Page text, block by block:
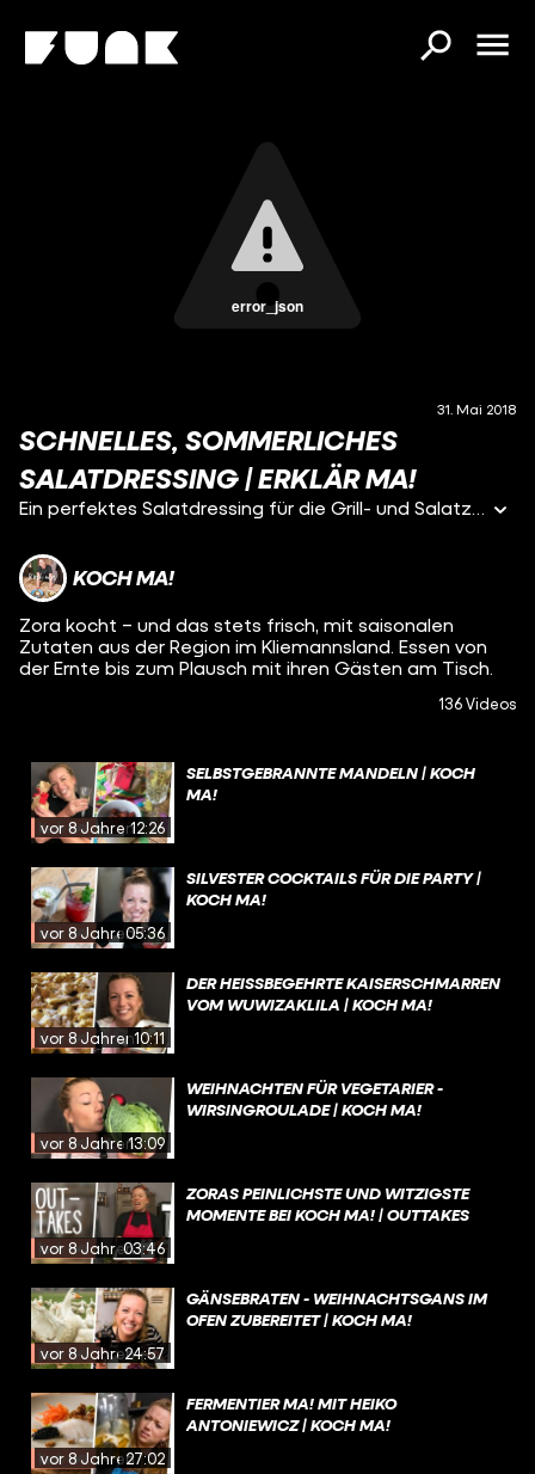
error_json
31. Mai 2018
SCHNELLES, SOMMERLICHES
SALATDRESSING | ERKLÄR MA!
Ein perfektes Salatdressing für die Grill- und Salatzeit.
KOCH MA!
Zora kocht – und das stets frisch, mit saisonalen
Zutaten aus der Region im Kliemannsland. Essen von
der Ernte bis zum Plausch mit ihren Gästen am Tisch.
136 Videos
vor 8 Jahren12:26
SELBSTGEBRANNTE MANDELN | KOCH
MA!
vor 8 Jahren05:36
SILVESTER COCKTAILS FÜR DIE PARTY |
KOCH MA!
vor 8 Jahren10:11
DER HEISSBEGEHRTE KAISERSCHMARREN
VOM WUWIZAKLILA | KOCH MA!
vor 8 Jahren13:09
WEIHNACHTEN FÜR VEGETARIER -
WIRSINGROULADE | KOCH MA!
vor 8 Jahren03:46
ZORAS PEINLICHSTE UND WITZIGSTE
MOMENTE BEI KOCH MA! | OUTTAKES
vor 8 Jahren24:57
GÄNSEBRATEN - WEIHNACHTSGANS IM
OFEN ZUBEREITET | KOCH MA!
vor 8 Jahren27:02
FERMENTIER MA! MIT HEIKO
ANTONIEWICZ | KOCH MA!